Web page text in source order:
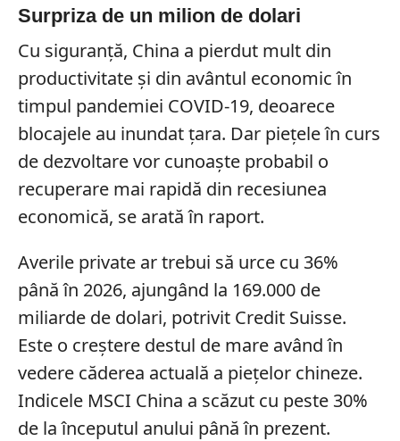
Surpriza de un milion de dolari
Cu siguranță, China a pierdut mult din
productivitate și din avântul economic în
timpul pandemiei COVID-19, deoarece
blocajele au inundat țara. Dar piețele în curs
de dezvoltare vor cunoaște probabil o
recuperare mai rapidă din recesiunea
economică, se arată în raport.
Averile private ar trebui să urce cu 36%
până în 2026, ajungând la 169.000 de
miliarde de dolari, potrivit Credit Suisse.
Este o creștere destul de mare având în
vedere căderea actuală a piețelor chineze.
Indicele MSCI China a scăzut cu peste 30%
de la începutul anului până în prezent.